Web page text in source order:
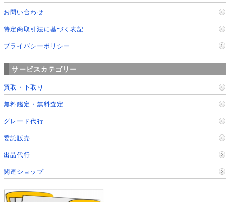
お問い合わせ
特定商取引法に基づく表記
プライバシーポリシー
サービスカテゴリー
買取・下取り
無料鑑定・無料査定
グレード代行
委託販売
出品代行
関連ショップ